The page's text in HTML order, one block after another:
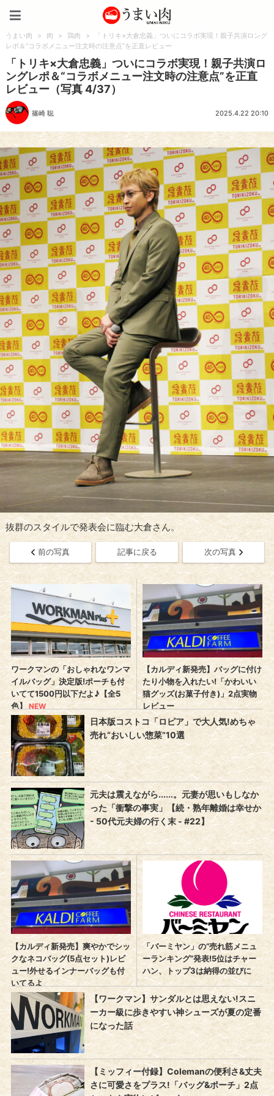
うまい肉 > 肉 > 鶏肉 >
「トリキ×大倉忠義」ついにコラボ実現！親子共演ロング
レポ＆“コラボメニュー注文時の注意点”を正直レビュー
「トリキ×大倉忠義」ついにコラボ実現！親子共演ロ
ングレポ＆“コラボメニュー注文時の注意点”を正直
レビュー（写真 4/37）
篠崎 聡 2025.4.22 20:10
抜群のスタイルで発表会に臨む大倉さん。
前の写真 記事に戻る 次の写真